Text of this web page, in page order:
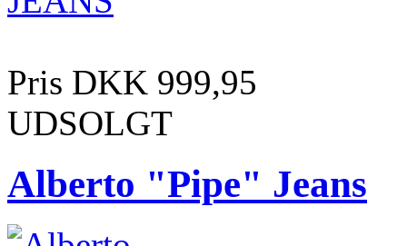
Pris DKK 999,95
UDSOLGT
Alberto "Pipe" Jeans